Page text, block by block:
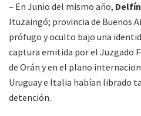
– En Junio del mismo año,
Ituzaingó; provincia de Buenos
prófugo y oculto bajo una
captura emitida por el Juzgado
de Orán y en el plano
Uruguay e Italia habían librado
detención.